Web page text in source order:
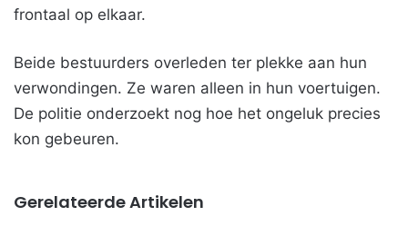
frontaal op elkaar.
Beide bestuurders overleden ter plekke aan hun
verwondingen. Ze waren alleen in hun voertuigen.
De politie onderzoekt nog hoe het ongeluk precies
kon gebeuren.
Gerelateerde Artikelen